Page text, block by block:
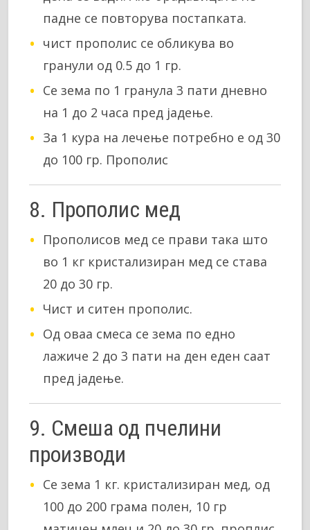
падне се повторува постапката.
чист прополис се обликува во
гранули од 0.5 до 1 гр.
Се зема по 1 гранула 3 пати дневно
на 1 до 2 часа пред јадење.
За 1 кура на лечење потребно е од 30
до 100 гр. Прополис
8. Прополис мед
Прополисов мед се прави така што
во 1 кг кристализиран мед се става
20 до 30 гр.
Чист и ситен прополис.
Од оваа смеса се зема по едно
лажиче 2 до 3 пати на ден еден саат
пред јадење.
9. Смеша од пчелини
производи
Се зема 1 кг. кристализиран мед, од
100 до 200 грама полен, 10 гр